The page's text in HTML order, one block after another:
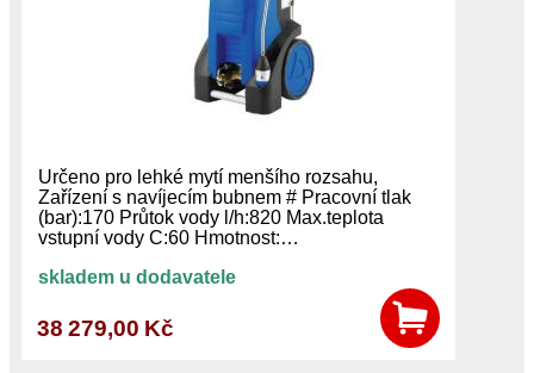
Určeno pro lehké mytí menšího rozsahu,
Zařízení s navíjecím bubnem # Pracovní tlak
(bar):170 Průtok vody l/h:820 Max.teplota
vstupní vody C:60 Hmotnost:…
skladem u dodavatele
38 279,00 Kč